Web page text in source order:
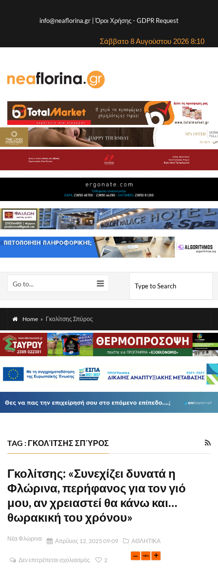
info@neaflorina.gr |Όροι Χρήσης- GDPR Request
Σάββατο 8 Αυγούστου 2026 8:10
Go to...
Home » Γκολίτσης Σπύρος
TAG : ΓΚΟΛΊΤΣΗΣ ΣΠΎΡΟΣ
Γκολίτσης: «Συνεχίζει δυνατά η
Φλώρινα, περήφανος για τον γιό
μου, αν χρειαστεί θα κάνω και…
θωρακική του χρόνου»
Νέα Φλώρινα Απρίλιος 12, 2025 09:09 ΑΘΛΗΤΙΚΑ
Δεν επιτρέπεται σχολιασμός 2